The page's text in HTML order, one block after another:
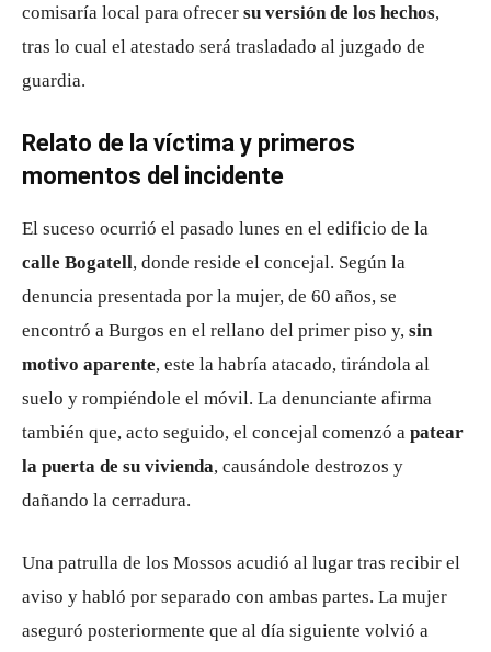
comisaría local para ofrecer su versión de los hechos,
tras lo cual el atestado será trasladado al juzgado de
guardia.
Relato de la víctima y primeros
momentos del incidente
El suceso ocurrió el pasado lunes en el edificio de la
calle Bogatell, donde reside el concejal. Según la
denuncia presentada por la mujer, de 60 años, se
encontró a Burgos en el rellano del primer piso y, sin
motivo aparente, este la habría atacado, tirándola al
suelo y rompiéndole el móvil. La denunciante afirma
también que, acto seguido, el concejal comenzó a patear
la puerta de su vivienda, causándole destrozos y
dañando la cerradura.
Una patrulla de los Mossos acudió al lugar tras recibir el
aviso y habló por separado con ambas partes. La mujer
aseguró posteriormente que al día siguiente volvió a